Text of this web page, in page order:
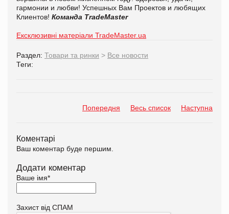
гармонии и любви! Успешных Вам Проектов и любящих
Клиентов! Команда TradeMaster
Ексклюзивні матеріали TradeMaster.ua
Раздел: Товари та ринки > Все новости
Теги:
Попередня Весь список Наступна
Коментарі
Ваш коментар буде першим.
Додати коментар
Ваше імя*
Захист від СПАМ